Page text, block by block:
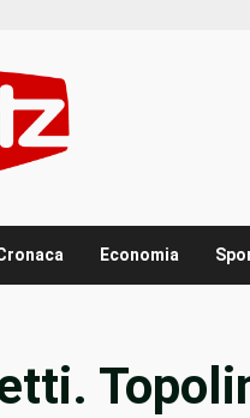
Economia